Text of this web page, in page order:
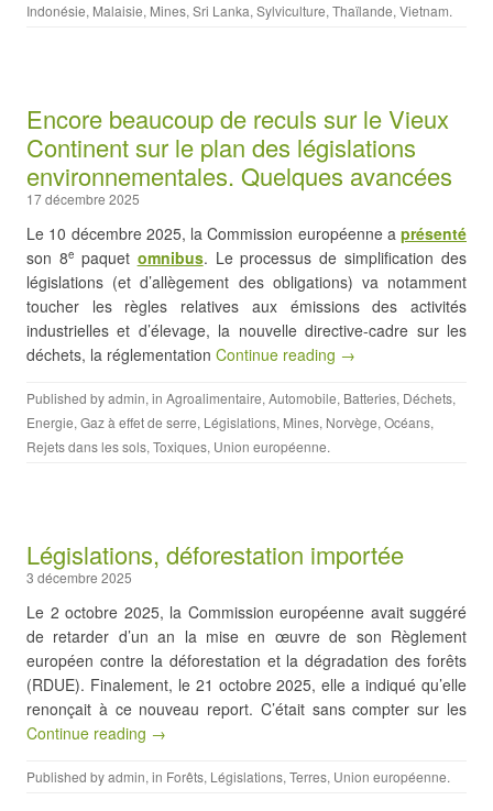
Indonésie, Malaisie, Mines, Sri Lanka, Sylviculture, Thaïlande, Vietnam.
Encore beaucoup de reculs sur le Vieux
Continent sur le plan des législations
environnementales. Quelques avancées
17 décembre 2025
Le 10 décembre 2025, la Commission européenne a présenté
son 8epaquet omnibus. Le processus de simplification des
législations (et d’allègement des obligations) va notamment
toucher les règles relatives aux émissions des activités
industrielles et d’élevage, la nouvelle directive-cadre sur les
déchets, la réglementation Continue reading →
Published byadmin, in Agroalimentaire, Automobile, Batteries, Déchets,
Energie, Gaz à effet de serre, Législations, Mines, Norvège, Océans,
Rejets dans les sols, Toxiques, Union européenne.
Législations, déforestation importée
3 décembre 2025
Le 2 octobre 2025, la Commission européenne avait suggéré
de retarder d’un an la mise en œuvre de son Règlement
européen contre la déforestation et la dégradation des forêts
(RDUE). Finalement, le 21 octobre 2025, elle a indiqué qu’elle
renonçait à ce nouveau report. C’était sans compter sur les
Continue reading →
Published byadmin, in Forêts, Législations, Terres, Union européenne.